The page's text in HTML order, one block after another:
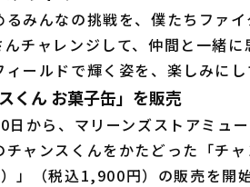
るみんなの挑戦を、僕たちファ
チャレンジして、仲間と一緒
ールドで輝く姿を、楽しみにし
くん お菓子缶」を販売
から、マリーンズストアミュ
ャンスくんをかたどった「チ
」（税込1,900円）の販売を開始